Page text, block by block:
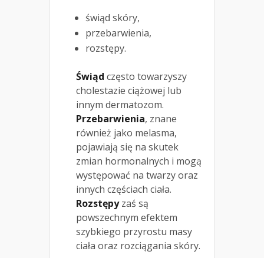
świąd skóry,
przebarwienia,
rozstępy.
Świąd często towarzyszy
cholestazie ciążowej lub
innym dermatozom.
Przebarwienia, znane
również jako melasma,
pojawiają się na skutek
zmian hormonalnych i mogą
występować na twarzy oraz
innych częściach ciała.
Rozstępyzaś są
powszechnym efektem
szybkiego przyrostu masy
ciała oraz rozciągania skóry.